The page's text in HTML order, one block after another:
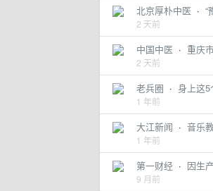
北京厚朴中医 · “
2 天前
中国中医 · 重庆
2 天前
老兵圈 · 身上这
1 年前
大江新闻 · 音乐
1 年前
第一财经 · 因生
9 月前